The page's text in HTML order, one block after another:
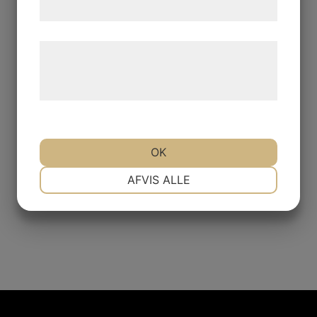
AFVIS ALLE
OK